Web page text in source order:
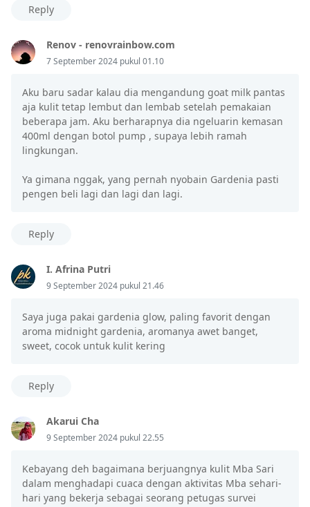
Reply
Renov - renovrainbow.com
7 September 2024 pukul 01.10
Aku baru sadar kalau dia mengandung goat milk pantas
aja kulit tetap lembut dan lembab setelah pemakaian
beberapa jam. Aku berharapnya dia ngeluarin kemasan
400ml dengan botol pump , supaya lebih ramah
lingkungan.
Ya gimana nggak, yang pernah nyobain Gardenia pasti
pengen beli lagi dan lagi dan lagi.
Reply
I. Afrina Putri
9 September 2024 pukul 21.46
Saya juga pakai gardenia glow, paling favorit dengan
aroma midnight gardenia, aromanya awet banget,
sweet, cocok untuk kulit kering
Reply
Akarui Cha
9 September 2024 pukul 22.55
Kebayang deh bagaimana berjuangnya kulit Mba Sari
dalam menghadapi cuaca dengan aktivitas Mba sehari-
hari yang bekerja sebagai seorang petugas survei